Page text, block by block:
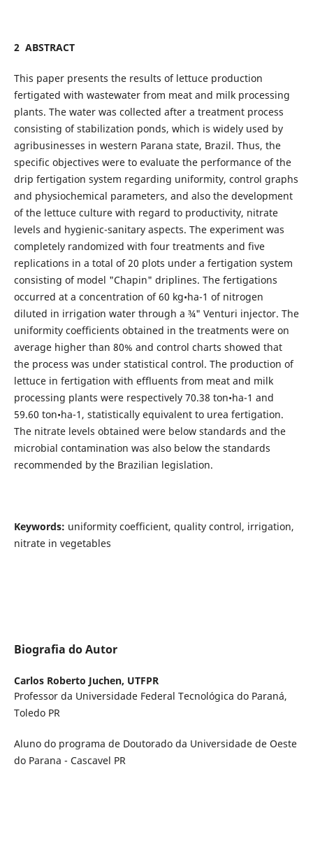
2 ABSTRACT
This paper presents the results of lettuce production
fertigated with wastewater from meat and milk processing
plants. The water was collected after a treatment process
consisting of stabilization ponds, which is widely used by
agribusinesses in western Parana state, Brazil. Thus, the
specific objectives were to evaluate the performance of the
drip fertigation system regarding uniformity, control graphs
and physiochemical parameters, and also the development
of the lettuce culture with regard to productivity, nitrate
levels and hygienic-sanitary aspects. The experiment was
completely randomized with four treatments and five
replications in a total of 20 plots under a fertigation system
consisting of model "Chapin" driplines. The fertigations
occurred at a concentration of 60 kg•ha-1 of nitrogen
diluted in irrigation water through a ¾" Venturi injector. The
uniformity coefficients obtained in the treatments were on
average higher than 80% and control charts showed that
the process was under statistical control. The production of
lettuce in fertigation with effluents from meat and milk
processing plants were respectively 70.38 ton•ha-1 and
59.60 ton•ha-1, statistically equivalent to urea fertigation.
The nitrate levels obtained were below standards and the
microbial contamination was also below the standards
recommended by the Brazilian legislation.
Keywords: uniformity coefficient, quality control, irrigation,
nitrate in vegetables
Biografia do Autor
Carlos Roberto Juchen, UTFPR
Professor da Universidade Federal Tecnológica do Paraná,
Toledo PR
Aluno do programa de Doutorado da Universidade de Oeste
do Parana - Cascavel PR